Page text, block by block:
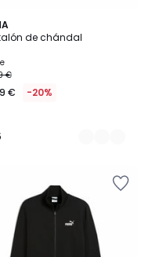
de chándal
€
€ -20%